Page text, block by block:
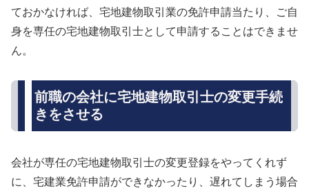
ておかなければ、宅地建物取引業の免許申請当たり、ご自
身を専任の宅地建物取引士として申請することはできませ
ん。
前職の会社に宅地建物取引士の変更手続
きをさせる
会社が専任の宅地建物取引士の変更登録をやってくれず
に、宅建業免許申請ができなかったり、遅れてしまう場合